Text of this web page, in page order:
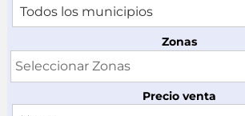
Zonas
Seleccionar Zonas
Precio venta